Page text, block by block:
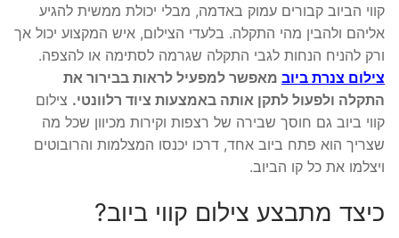
קווי הביוב קבורים עמוק באדמה, מבלי יכולת ממשית להגיע
אליהם ולהבין מהי התקלה. בלעדי הצילום, איש המקצוע יכול אך
ורק להניח הנחות לגבי התקלה שגרמה לסתימה או להצפה.
צילום צנרת ביוב מאפשר למפעיל לראות בבירור את
התקלה ולפעול לתקן אותה באמצעות ציוד רלוונטי. צילום
קווי ביוב גם חוסך שבירה של רצפות וקירות מכיוון שכל מה
שצריך הוא פתח ביוב אחד, דרכו יכנסו המצלמות והרובוטים
ויצלמו את כל קו הביוב.
כיצד מתבצע צילום קווי ביוב?